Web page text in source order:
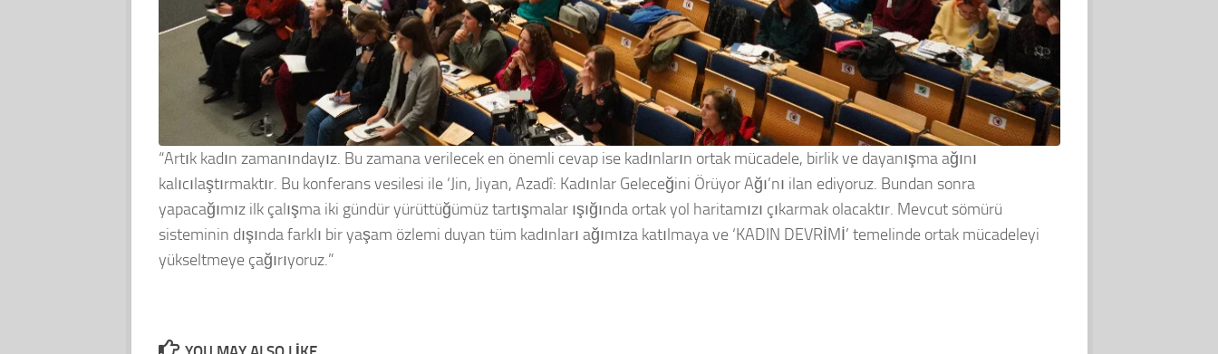
“Artık kadın zamanındayız. Bu zamana verilecek en önemli cevap ise kadınların ortak mücadele, birlik ve dayanışma ağını
kalıcılaştırmaktır. Bu konferans vesilesi ile ‘Jin, Jiyan, Azadî: Kadınlar Geleceğini Örüyor Ağı’nı ilan ediyoruz. Bundan sonra
yapacağımız ilk çalışma iki gündür yürüttüğümüz tartışmalar ışığında ortak yol haritamızı çıkarmak olacaktır. Mevcut sömürü
sisteminin dışında farklı bir yaşam özlemi duyan tüm kadınları ağımıza katılmaya ve ‘KADIN DEVRİMİ’ temelinde ortak mücadeleyi
yükseltmeye çağırıyoruz.”